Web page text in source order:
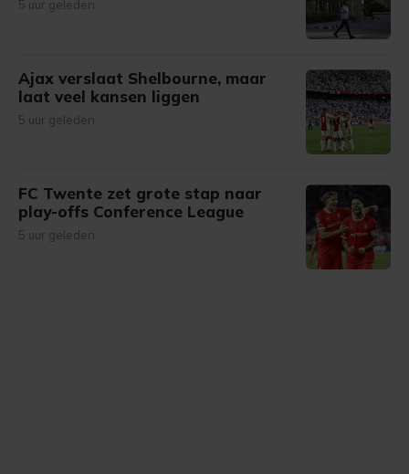
5 uur geleden
Ajax verslaat Shelbourne, maar
laat veel kansen liggen
5 uur geleden
FC Twente zet grote stap naar
play-offs Conference League
5 uur geleden